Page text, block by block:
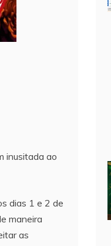
inusitada ao
dias 1 e 2 de
maneira
as